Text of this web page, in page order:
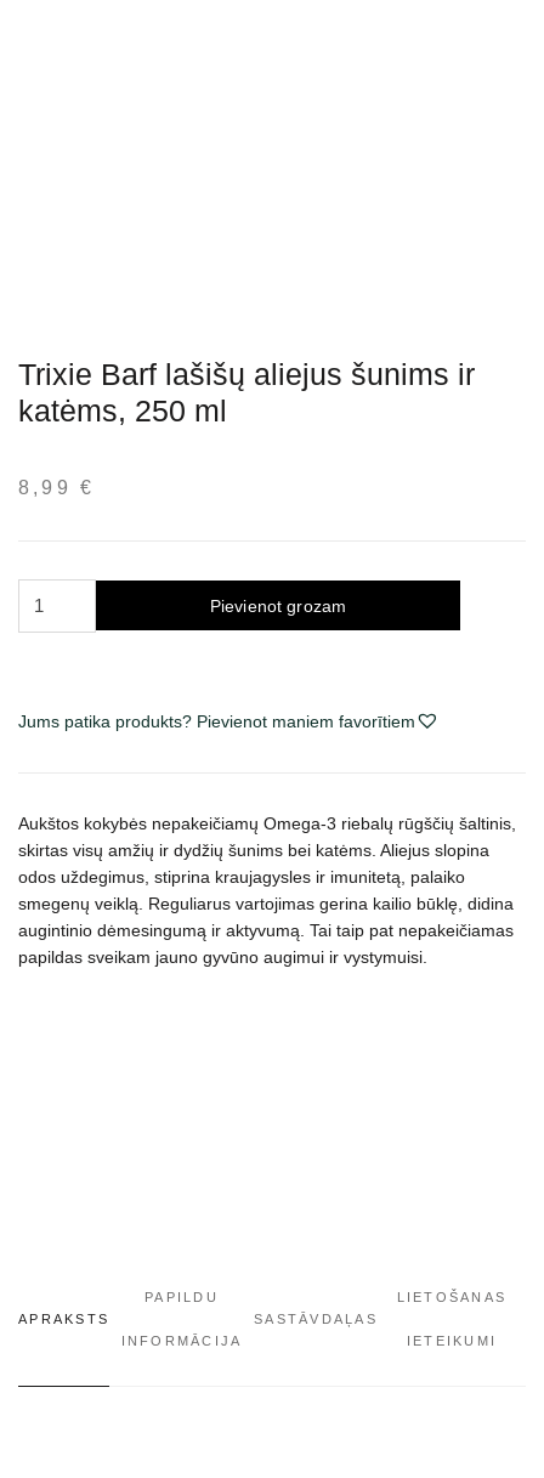
Trixie Barf lašišų aliejus šunims ir
katėms, 250 ml
8,99 €
ml
daudzums
Pievienot grozam
Jums patika produkts? Pievienot maniem favorītiem
Aukštos kokybės nepakeičiamų Omega-3 riebalų rūgščių šaltinis,
skirtas visų amžių ir dydžių šunims bei katėms. Aliejus slopina
odos uždegimus, stiprina kraujagysles ir imunitetą, palaiko
smegenų veiklą. Reguliarus vartojimas gerina kailio būklę, didina
augintinio dėmesingumą ir aktyvumą. Tai taip pat nepakeičiamas
papildas sveikam jauno gyvūno augimui ir vystymuisi.
APRAKSTS
PAPILDU
INFORMĀCIJA
SASTĀVDAĻAS
LIETOŠANAS
IETEIKUMI